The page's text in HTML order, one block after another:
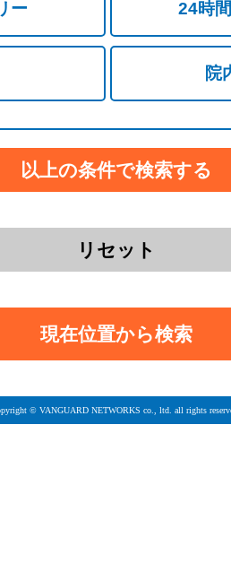
ー 24時
院
© VANGUARD NETWORKS co., ltd. all rights